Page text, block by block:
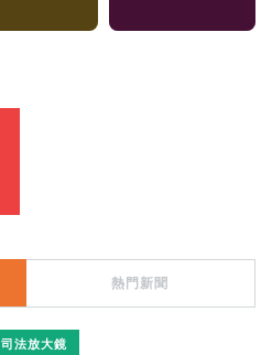
熱門新聞
司法放大鏡